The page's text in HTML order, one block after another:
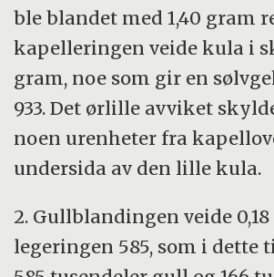
ble blandet med 1,40 gram
kapelleringen veide kula i
gram, noe som gir en
933. Det ørlille avviket
noen urenheter fra
undersida av den lille kula.
2. Gullblandingen veide
legeringen 585, som i dette